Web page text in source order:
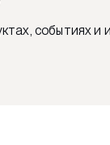
событиях и